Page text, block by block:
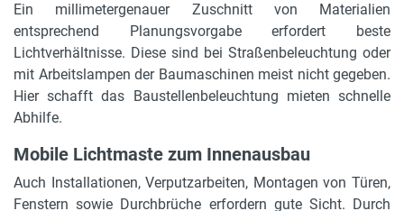
Ein millimetergenauer Zuschnitt von Materialien
entsprechend Planungsvorgabe erfordert beste
Lichtverhältnisse. Diese sind bei Straßenbeleuchtung oder
mit Arbeitslampen der Baumaschinen meist nicht gegeben.
Hier schafft das Baustellenbeleuchtung mieten schnelle
Abhilfe.
Mobile Lichtmaste zum Innenausbau
Auch Installationen, Verputzarbeiten, Montagen von Türen,
Fenstern sowie Durchbrüche erfordern gute Sicht. Durch